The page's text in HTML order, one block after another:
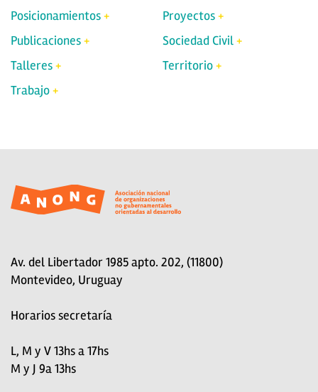
Posicionamientos
Proyectos
Publicaciones
Sociedad Civil
Talleres
Territorio
Trabajo
Av. del Libertador 1985 apto. 202, (11800)
Montevideo, Uruguay
Horarios secretaría
L, M y V 13hs a 17hs
M y J 9a 13hs